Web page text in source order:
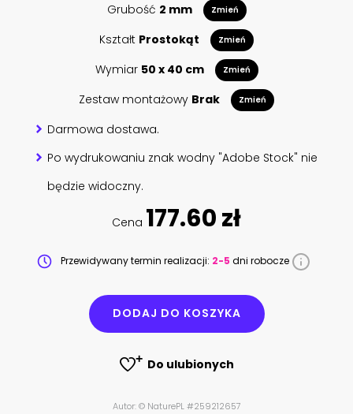
Grubość 2 mm Zmień
Kształt Prostokąt Zmień
Wymiar 50 x 40 cm Zmień
Zestaw montażowy Brak Zmień
Darmowa dostawa.
Po wydrukowaniu znak wodny "Adobe Stock" nie
będzie widoczny.
Cena 177.60 zł
Przewidywany termin realizacji: 2-5 dni robocze
DODAJ DO KOSZYKA
Do ulubionych
Autor: © NaturePL #259212657